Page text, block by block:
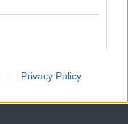
Privacy Policy